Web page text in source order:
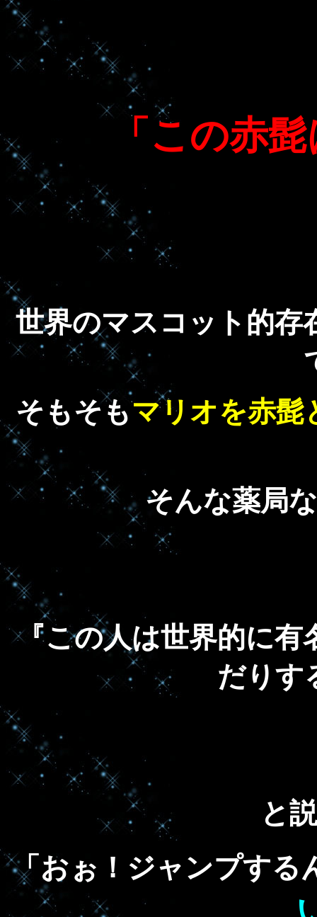
「この赤
世界のマスコット的存
そもそもマリオを赤髭
そんな薬局
『この人は世界的に有
だりす
と
「おぉ！ジャンプする